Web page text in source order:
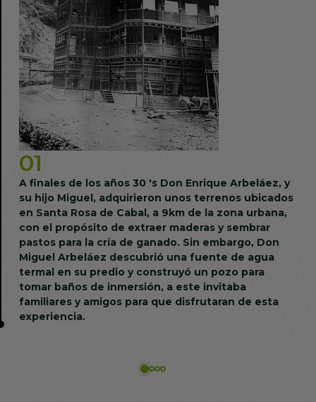
01
A finales de los años 30 's Don Enrique Arbeláez, y
su hijo Miguel, adquirieron unos terrenos ubicados
en Santa Rosa de Cabal, a 9km de la zona urbana,
con el propósito de extraer maderas y sembrar
pastos para la cría de ganado. Sin embargo, Don
Miguel Arbeláez descubrió una fuente de agua
termal en su predio y construyó un pozo para
tomar baños de inmersión, a este invitaba
familiares y amigos para que disfrutaran de esta
experiencia.